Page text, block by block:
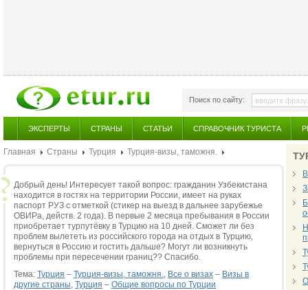
Поиск по сайту:
ЭКСПЕРТЫ СТРАНЫ СТАТЬИ СПРАВОЧНИК ТУРИСТА
Главная Страны Турция Турция-визы, таможня.
Добрый день! Интересует такой вопрос: гражданин Узбекистана
находится в гостях на территории России, имеет на руках
паспорт РУЗ с отметкой (стикер на выезд в дальнее зарубежье
ОВИРа, действ. 2 года). В первые 2 месяца пребывания в России
приобретает турпутёвку в Турцию на 10 дней. Сможет ли без
проблем вылететь из российского города на отдых в Турцию,
вернуться в Россию и гостить дальше? Могут ли возникнуть
проблемы при пересечении границ?? Спасибо.
Тема: Турция – Турция-визы, таможня., Все о визах – Визы в
другие страны, Турция – Общие вопросы по Турции